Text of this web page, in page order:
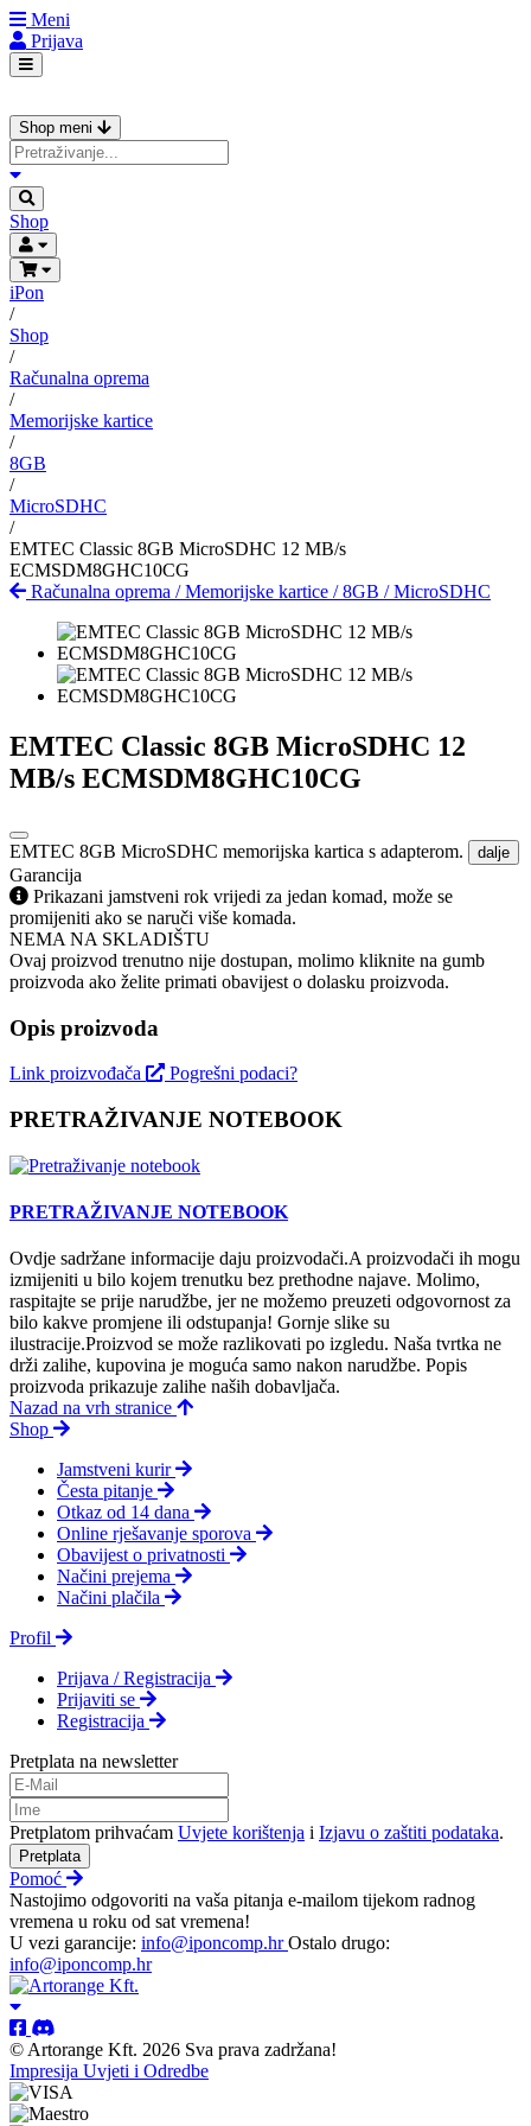
Meni
Prijava
Shop meni
Shop
iPon
/
Shop
/
Računalna oprema
/
Memorijske kartice
/
8GB
/
MicroSDHC
/
EMTEC Classic 8GB MicroSDHC 12 MB/s
ECMSDM8GHC10CG
Računalna oprema /Memorijske kartice /8GB /MicroSDHC
EMTEC Classic 8GB MicroSDHC 12
MB/s ECMSDM8GHC10CG
EMTEC 8GB MicroSDHC memorijska kartica s adapterom. dalje
Garancija
Prikazani jamstveni rok vrijedi za jedan komad, može se
promijeniti ako se naruči više komada.
NEMA NA SKLADIŠTU
Ovaj proizvod trenutno nije dostupan, molimo kliknite na gumb
proizvoda ako želite primati obavijest o dolasku proizvoda.
Opis proizvoda
Link proizvođača Pogrešni podaci?
PRETRAŽIVANJE NOTEBOOK
PRETRAŽIVANJE NOTEBOOK
Ovdje sadržane informacije daju proizvodači.A proizvodači ih mogu
izmijeniti u bilo kojem trenutku bez prethodne najave. Molimo,
raspitajte se prije narudžbe, jer ne možemo preuzeti odgovornost za
bilo kakve promjene ili odstupanja! Gornje slike su
ilustracije.Proizvod se može razlikovati po izgledu. Naša tvrtka ne
drži zalihe, kupovina je moguća samo nakon narudžbe. Popis
proizvoda prikazuje zalihe naših dobavljača.
Nazad na vrh stranice
Shop
Jamstveni kurir
Česta pitanje
Otkaz od 14 dana
Online rješavanje sporova
Obavijest o privatnosti
Načini prejema
Načini plačila
Profil
Prijava / Registracija
Prijaviti se
Registracija
Pretplata na newsletter
Pretplatom prihvaćam Uvjete korištenja i Izjavu o zaštiti podataka.
Pretplata
Pomoć
Nastojimo odgovoriti na vaša pitanja e-mailom tijekom radnog
vremena u roku od sat vremena!
U vezi garancije: info@iponcomp.hrOstalo drugo:
info@iponcomp.hr
© Artorange Kft. 2026 Sva prava zadržana!
Impresija Uvjeti i Odredbe